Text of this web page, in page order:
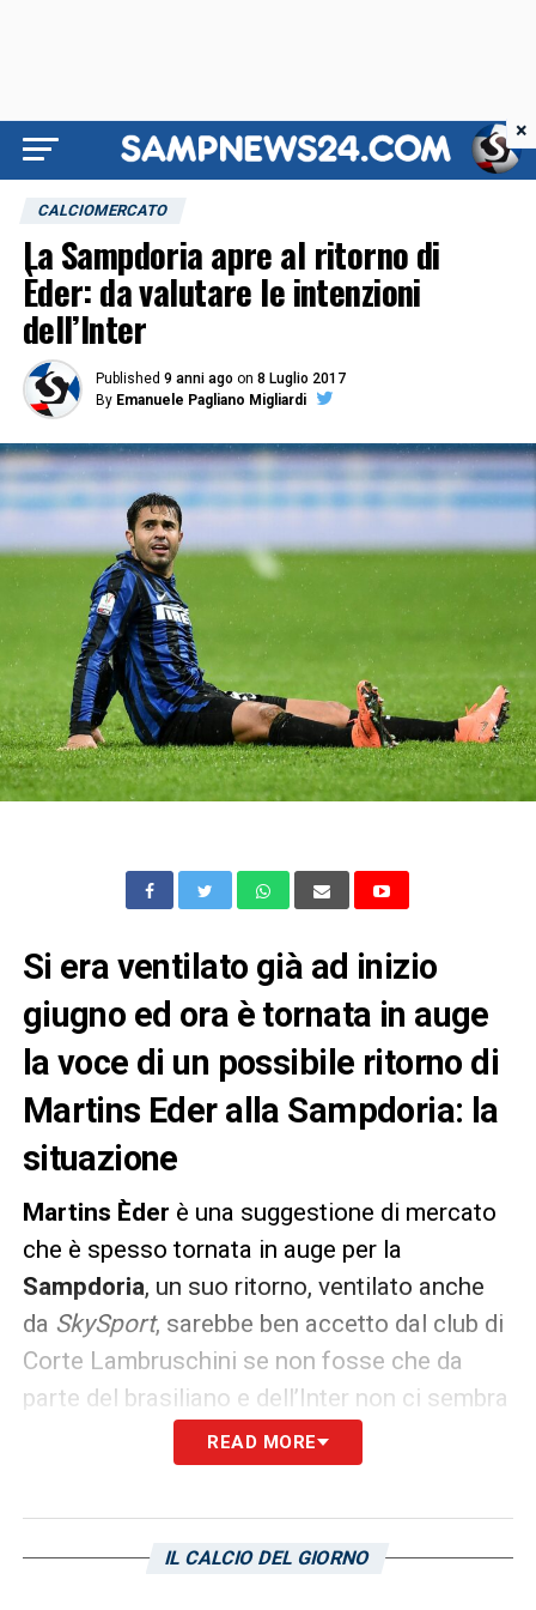
CALCIOMERCATO
La Sampdoria apre al ritorno di
Èder: da valutare le intenzioni
dell’Inter
Published 9 anni ago on 8 Luglio 2017
By Emanuele Pagliano Migliardi
Si era ventilato già ad inizio
giugno ed ora è tornata in auge
la voce di un possibile ritorno di
Martins Eder alla Sampdoria: la
situazione
Martins Èder è una suggestione di mercato
che è spesso tornata in auge per la
Sampdoria, un suo ritorno, ventilato anche
da SkySport, sarebbe ben accetto dal club di
Corte Lambruschini se non fosse che da
parte del brasiliano e dell’Inter non ci sembra
ci sia la volontà o necessità di venderlo. La
situazione riguardante il giocatore permane
aperta a un dialogo che possa favorire un
READ MORE
IL CALCIO DEL GIORNO
×